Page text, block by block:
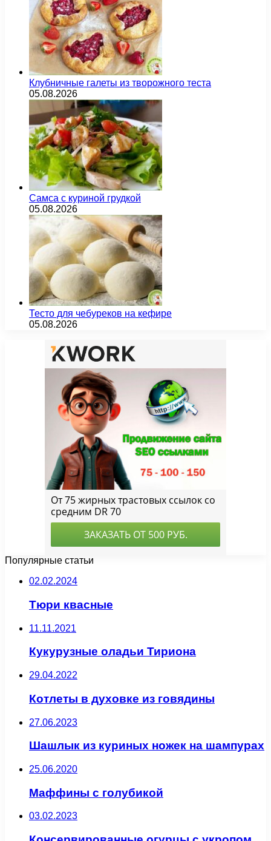
Клубничные галеты из творожного теста
05.08.2026
Самса с куриной грудкой
05.08.2026
Тесто для чебуреков на кефире
05.08.2026
Популярные статьи
02.02.2024
Тюри квасные
11.11.2021
Кукурузные оладьи Тириона
29.04.2022
Котлеты в духовке из говядины
27.06.2023
Шашлык из куриных ножек на шампурах
25.06.2020
Маффины с голубикой
03.02.2023